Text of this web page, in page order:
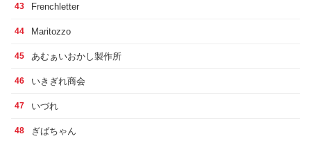
43 Frenchletter
44 Maritozzo
45 あむぁいおかし製作所
46 いきぎれ商会
47 いづれ
48 ぎばちゃん